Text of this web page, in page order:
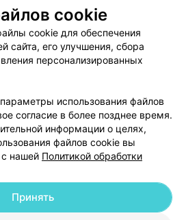
Добавить компанию
cookie
cookie для обеспечения
сайта, его улучшения, сбора
персонализированных
использования файлов
согласие в более позднее время.
информации о целях,
файлов cookie вы
нашей Политикой обработки
Принять